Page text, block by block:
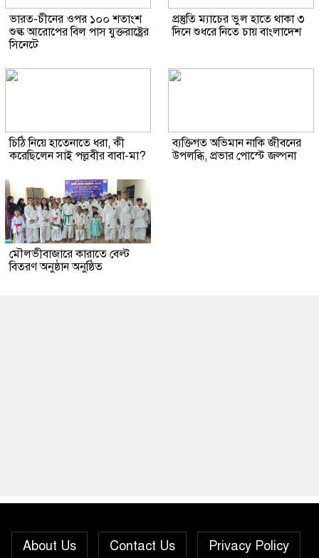
ভারত-চীনের ওপর ১০০ শতাংশ
শুল্ক আরোপের বিল পাস যুক্তরাষ্ট্রের
সিনেটে
প্রস্তুতি ম্যাচের ভুল হাতে থাকা ৩
দিনে শুধরে নিতে চায় বাংলাদেশ
চিঠি নিয়ে হাতেনাতে ধরা, কী
করেছিলেন সাই পল্লবীর বাবা-মা?
ব্যক্তিগত অভিমান নাকি জীবনের
উপলব্ধি, প্রভার পোস্টে জল্পনা
মৌলভীবাজারে কারাতে বেল্ট
বিতরণ অনুষ্ঠান অনুষ্ঠিত
About Us Contact Us Privacy Policy